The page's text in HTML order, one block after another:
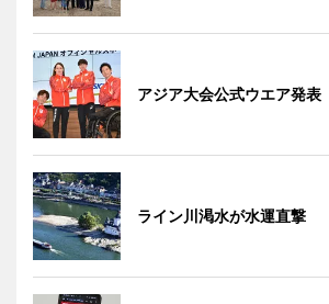
アジア大会公式ウエア発表
ライン川渇水が水運直撃